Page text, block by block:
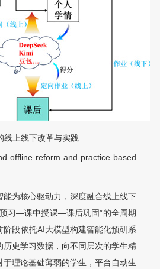
线上线下改革与实践
offline reform and practice based
能为核心驱动力，深度融合线上线下
习—课中授课—课后巩固”的全周期
阶段依托AI大模型构建智能化预研系
史学习数据，向不同层次的学生精
理论基础薄弱的学生，平台自动生